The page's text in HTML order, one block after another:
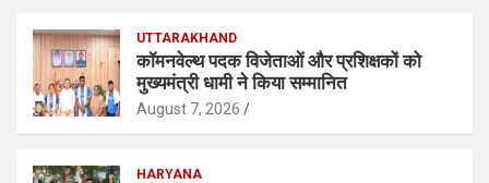
UTTARAKHAND
कॉमनवेल्थ पदक विजेताओं और प्रशिक्षकों को
मुख्यमंत्री धामी ने किया सम्मानित
August 7, 2026
HARYANA